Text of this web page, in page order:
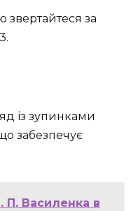
звертайтеся за
із зупинками
забезпечує
П. Василенка в